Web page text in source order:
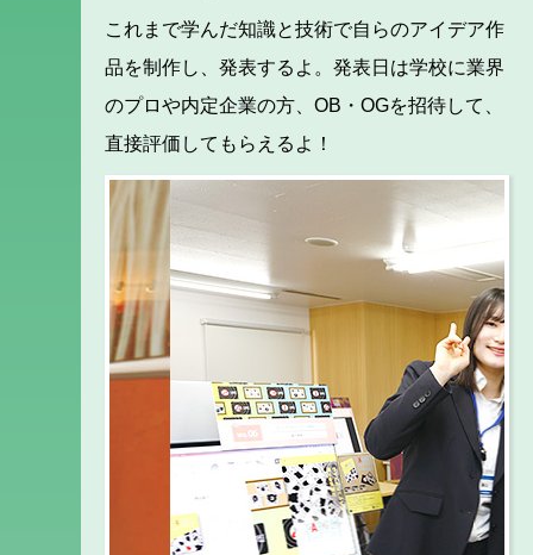
これまで学んだ知識と技術で自らのアイデア作
品を制作し、発表するよ。発表日は学校に業界
のプロや内定企業の方、OB・OGを招待して、
直接評価してもらえるよ！